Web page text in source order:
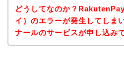
どうしてなのか？
イ）のエラーが発生してしま
ナールのサービスが申し込み